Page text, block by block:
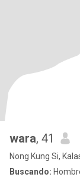
wara, 41
Nong Kung Si,
Buscando: